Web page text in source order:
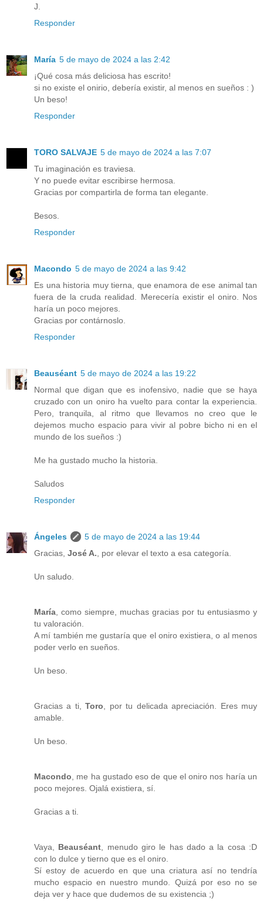
J.
Responder
María 5 de mayo de 2024 a las 2:42
¡Qué cosa más deliciosa has escrito!
si no existe el onirio, debería existir, al menos en sueños : )
Un beso!
Responder
TORO SALVAJE 5 de mayo de 2024 a las 7:07
Tu imaginación es traviesa.
Y no puede evitar escribirse hermosa.
Gracias por compartirla de forma tan elegante.
Besos.
Responder
Macondo 5 de mayo de 2024 a las 9:42
Es una historia muy tierna, que enamora de ese animal tan
fuera de la cruda realidad. Merecería existir el oniro. Nos
haría un poco mejores.
Gracias por contárnoslo.
Responder
Beauséant 5 de mayo de 2024 a las 19:22
Normal que digan que es inofensivo, nadie que se haya
cruzado con un oniro ha vuelto para contar la experiencia.
Pero, tranquila, al ritmo que llevamos no creo que le
dejemos mucho espacio para vivir al pobre bicho ni en el
mundo de los sueños :)
Me ha gustado mucho la historia.
Saludos
Responder
Ángeles
5 de mayo de 2024 a las 19:44
Gracias, José A. , por elevar el texto a esa categoría.
Un saludo.
María , como siempre, muchas gracias por tu entusiasmo y
tu valoración.
A mí también me gustaría que el oniro existiera, o al menos
poder verlo en sueños.
Un beso.
Gracias a ti,Toro , por tu delicada apreciación. Eres muy
amable.
Un beso.
Macondo , me ha gustado eso de que el oniro nos haría un
poco mejores. Ojalá existiera, sí.
Gracias a ti.
Vaya, Beauséant , menudo giro le has dado a la cosa :D
con lo dulce y tierno que es el oniro.
Sí estoy de acuerdo en que una criatura así no tendría
mucho espacio en nuestro mundo. Quizá por eso no se
deja ver y hace que dudemos de su existencia ;)